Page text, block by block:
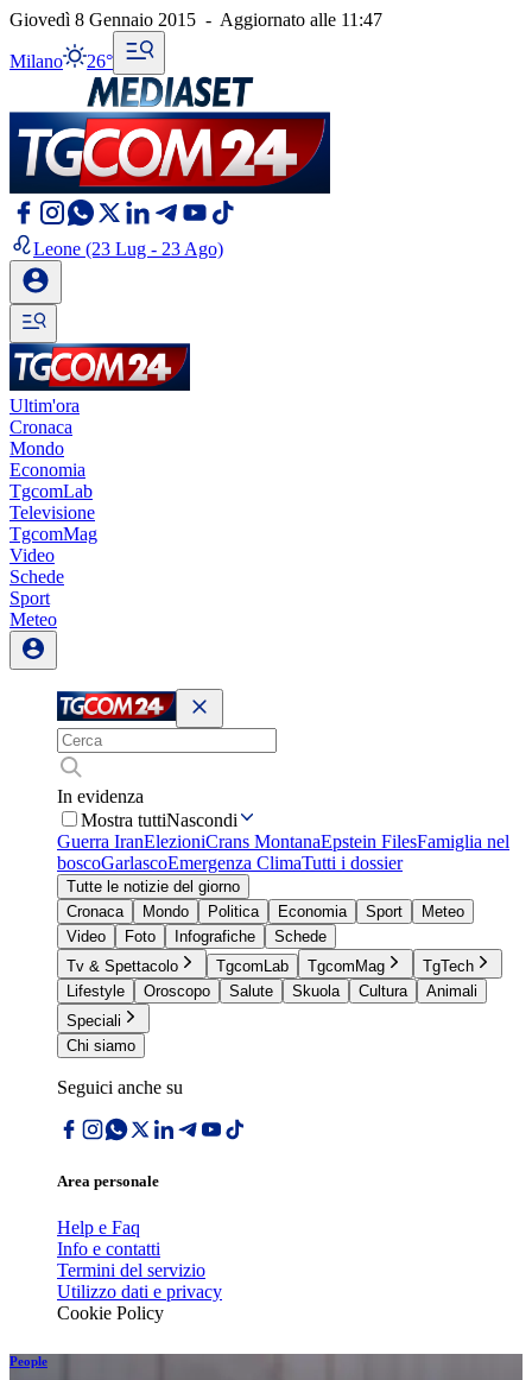
Giovedì 8 Gennaio 2015 - Aggiornato alle 11:47
Milano 26°
Leone (23 Lug - 23 Ago)
Ultim'ora
Cronaca
Mondo
Economia
TgcomLab
Televisione
TgcomMag
Video
Schede
Sport
Meteo
In evidenza
Mostra tuttiNascondi
Guerra IranElezioniCrans MontanaEpstein FilesFamiglia nel
boscoGarlascoEmergenza ClimaTutti i dossier
Tutte le notizie del giorno
Cronaca
Mondo Politica Economia Sport
Meteo
Video
Foto Infografiche
Schede
Tv & Spettacolo
TgcomLab TgcomMag
TgTech
Lifestyle
Oroscopo Salute Skuola Cultura
Animali
Speciali
Chi siamo
Seguici anche su
Area personale
Help e Faq
Info e contatti
Termini del servizio
Utilizzo dati e privacy
Cookie Policy
People